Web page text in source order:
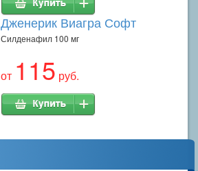
Дженерик Виагра Софт
Силденафил 100 мг
от 115 руб.